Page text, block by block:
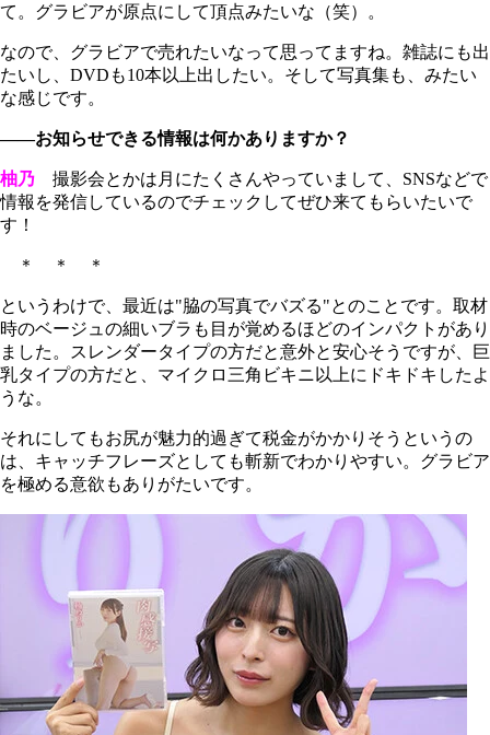
て。グラビアが原点にして頂点みたいな（笑）。
なので、グラビアで売れたいなって思ってますね。雑誌にも出
たいし、DVDも10本以上出したい。そして写真集も、みたい
な感じです。
――お知らせできる情報は何かありますか？
柚乃 撮影会とかは月にたくさんやっていまして、SNSなどで
情報を発信しているのでチェックしてぜひ来てもらいたいで
す！
＊ ＊ ＊
というわけで、最近は"脇の写真でバズる"とのことです。取材
時のベージュの細いブラも目が覚めるほどのインパクトがあり
ました。スレンダータイプの方だと意外と安心そうですが、巨
乳タイプの方だと、マイクロ三角ビキニ以上にドキドキしたよ
うな。
それにしてもお尻が魅力的過ぎて税金がかかりそうというの
は、キャッチフレーズとしても斬新でわかりやすい。グラビア
を極める意欲もありがたいです。